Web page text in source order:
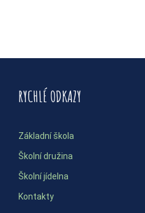
RYCHLÉ ODKAZY
Základní škola
Školní družina
Školní jídelna
Kontakty